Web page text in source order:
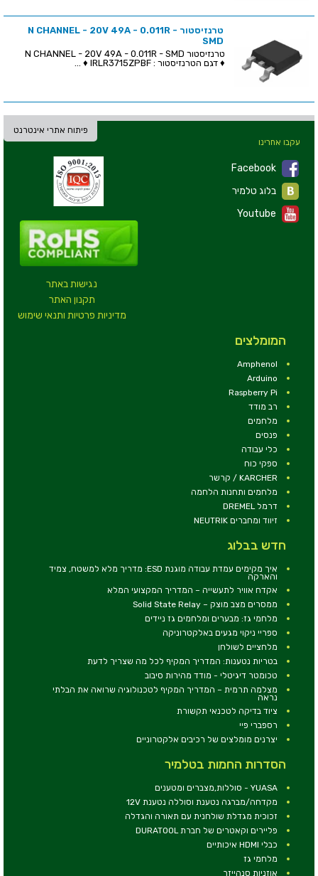
טרנזיסטור N CHANNEL - 20V 49A - 0.011R -
SMD
♦ דגם הטרנזיסטור : IRLR3715ZPBF ♦ ...
פיתוח אתרי אינטרנט
נגישות באתר
תקנון האתר
מדיניות פרטיות ותנאי שימוש
עקבו אחרינו
Facebook
Youtube
המומלצים
Amphenol
Arduino
Raspberry Pi
רב מודד
מלחמים
פנסים
כלי עבודה
ספקי כוח
KARCHER / קרשר
מלחמים ותחנות הלחמה
דרמל DREMEL
זיווד ומחברים NEUTRIK
חדש בבלוג
איך מקימים עמדת עבודה מוגנת ESD: מדריך מלא למשטח, צמיד
והארקה
אקדח אוויר לתעשייה – המדריך המקצועי המלא
ממסרים מצב מוצק – Solid State Relay
מלחמי גז: מבערים ומלחמים גז ניידים
ספריי ניקוי מגעים באלקטרוניקה
מלחציים לשולחן
בטריות נטענות: המדריך המקיף לכל מה שצריך לדעת
טכומטר דיגיטלי - מודד מהירות סיבוב
מצלמה תרמית – המדריך המקיף לטכנולוגיה שרואה את הבלתי
נראה
ציוד בדיקה לטכנאי תקשורת
רספברי פיי
יצרנים מומלצים של רכיבים אלקטרוניים
הסדרות החמות בטלמיר
YUASA - סוללות,מצברים ומטענים
מקדחה/מברגה נטענת וסוללה נטענת 12V
זכוכית מגדלת שולחנית עם תאורה והגדלה
פליירים וקאטרים של חברת DURATOOL
כבלי HDMI איכותיים
מלחמי גז
אוזניות סנהייזר